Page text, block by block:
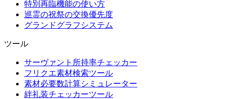
特別再臨機能の使い方
巡霊の祝祭の交換優先度
グランドグラフシステム
ツール
サーヴァント所持率チェッカー
フリクエ素材検索ツール
素材必要数計算シミュレーター
絆礼装チェッカーツール